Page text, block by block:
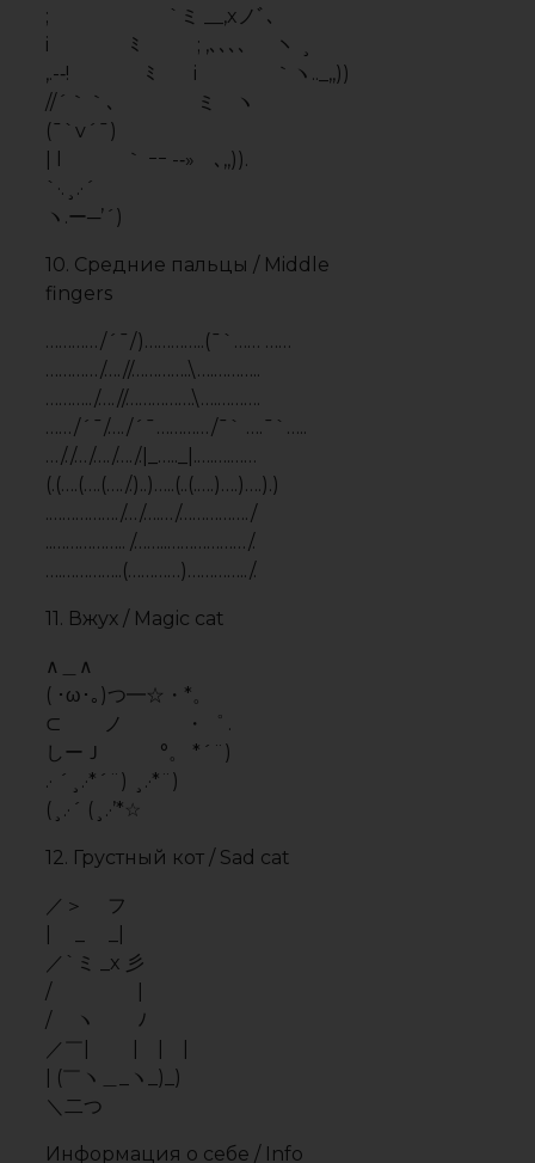
.……………./…/….…/……………./
..…………….. /……..………………/.
….…………..(…………)…………../.
11. Вжух / Magic cat
∧＿∧
( ･ω･｡)つ━☆・*。
⊂ ノ ・゜ .
しーＪ °。 *´¨)
.· ´¸.·*´¨) ¸.·*¨)
12. Грустный кот / Sad cat
／＞ フ
| _ _|
／`ミ _x 彡
/ |
/ ヽ ﾉ
／￣| | | |
| (￣ヽ＿_ヽ_)_)
＼二つ
Информация о себе / Info
about you
1.
╔► Nick:
╠═► Age:
╠══► Team:
╠═══► Game:
high [√]╠═════► Cheat: Off
╠══════► Fav.weapons:
╠═══════► Fav. map:
╠════════► Config:
:/>
Не отображаются
эскизы (миниатюры)
изображений Windows
10 | remontka.pro